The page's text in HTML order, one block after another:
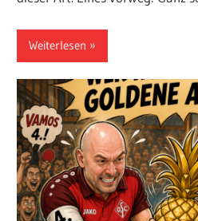
Weiterlesen